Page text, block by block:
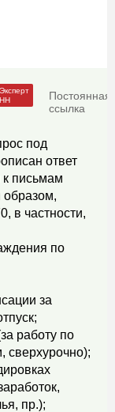
Постоянная
ссылка
под
ответ
к письмам
образом,
в частности,
по
за
работу по
сверхурочно);
пр.);